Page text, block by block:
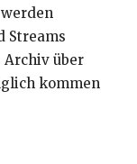
Streams
Archiv über
kommen